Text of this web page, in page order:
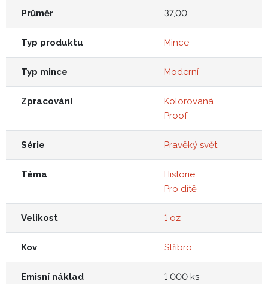
Průměr 37,00
Typ produktu Mince
Typ mince Moderní
Zpracování
Kolorovaná
Proof
Série Pravěký svět
Téma
Historie
Pro dítě
Velikost 1 oz
Kov Stříbro
Emisní náklad 1 000 ks